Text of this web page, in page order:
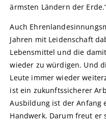
ärmsten Ländern der
Auch
Jahren mit Leidenschaft
Lebensmittel und die
wieder zu würdigen. Und
Leute immer wieder
ist ein zukunftssicherer
Ausbildung ist der Anfang
Handwerk. Darum freut er